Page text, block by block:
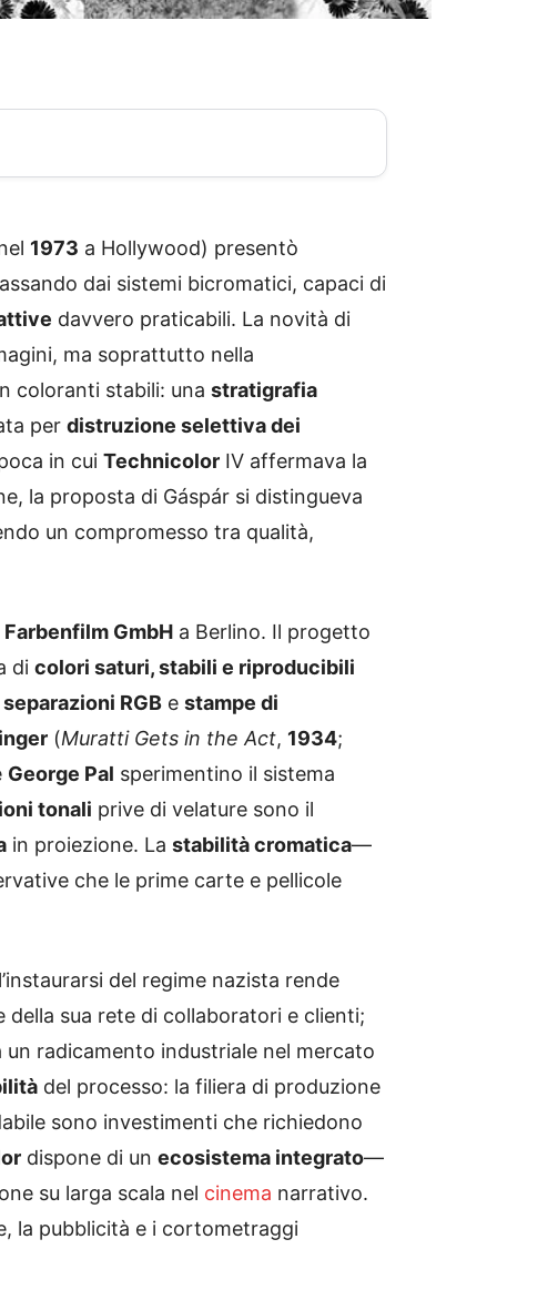
1973 a Hollywood) presentò
dai sistemi bicromatici, capaci di
davvero praticabili. La novità di
ma soprattutto nella
coloranti stabili: una stratigrafia
per distruzione selettiva dei
in cui Technicolor IV affermava la
la proposta di Gáspár si distingueva
un compromesso tra qualità,
GmbH a Berlino. Il progetto
di colori saturi, stabili e riproducibili
RGB e stampe di
(Muratti Gets in the Act, 1934;
George Pal sperimentino il sistema
tonali prive di velature sono il
in proiezione. La stabilità cromatica—
che le prime carte e pellicole
l’instaurarsi del regime nazista rende
della sua rete di collaboratori e clienti;
un radicamento industriale nel mercato
del processo: la filiera di produzione
sono investimenti che richiedono
dispone di un ecosistema integrato—
su larga scala nel cinema narrativo.
la pubblicità e i cortometraggi